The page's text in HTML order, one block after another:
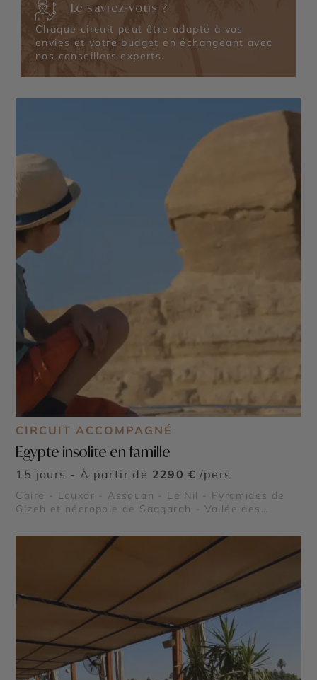
Le saviez-vous ?
Chaque circuit peut être adapté à vos
envies et votre budget en échangeant avec
nos conseillers experts.
CIRCUIT ACCOMPAGNÉ
Egypte insolite en famille
15 jours - À partir de 2290 € /pers
Caire - Louxor - Assouan - Le Nil - Pyramides de
Gizeh et nécropole de Saqqarah - Vallée des